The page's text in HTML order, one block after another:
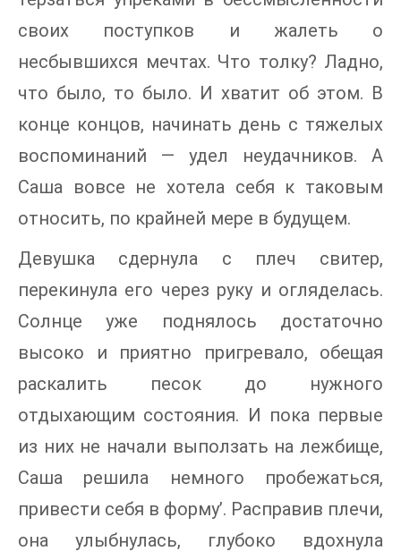
своих поступков и жалеть о
несбывшихся мечтах. Что толку? Ладно,
что было, то было. И хватит об этом. В
конце концов, начинать день с тяжелых
воспоминаний — удел неудачников. А
Саша вовсе не хотела себя к таковым
относить, по крайней мере в будущем.
Девушка сдернула с плеч свитер,
перекинула его через руку и огляделась.
Солнце уже поднялось достаточно
высоко и приятно пригревало, обещая
раскалить песок до нужного
отдыхающим состояния. И пока первые
из них не начали выползать на лежбище,
Саша решила немного пробежаться,
привести себя в форму’. Расправив плечи,
она улыбнулась, глубоко вдохнула